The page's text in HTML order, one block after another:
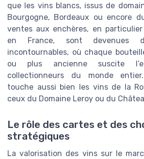
que les vins blancs, issus de
Bourgogne, Bordeaux ou encore
ventes aux enchères, en
en France, sont devenues
incontournables, où chaque
ou plus ancienne suscite
collectionneurs du monde
touche aussi bien les vins de la
ceux du Domaine Leroy ou du
Le rôle des cartes et des
stratégiques
La valorisation des vins sur le